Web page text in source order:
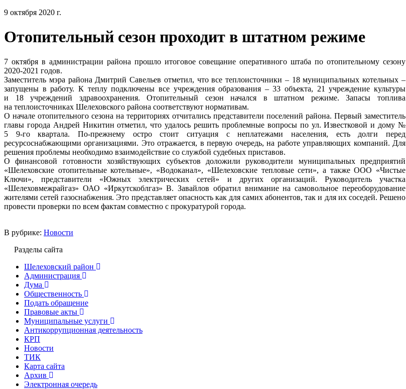
9 октября 2020 г.
Отопительный сезон проходит в штатном режиме
7 октября в администрации района прошло итоговое совещание оперативного штаба по отопительному сезону
2020-2021 годов.
Заместитель мэра района Дмитрий Савельев отметил, что все теплоисточники – 18 муниципальных котельных –
запущены в работу. К теплу подключены все учреждения образования – 33 объекта, 21 учреждение культуры
и 18 учреждений здравоохранения. Отопительный сезон начался в штатном режиме. Запасы топлива
на теплоисточниках Шелеховского района соответствуют нормативам.
О начале отопительного сезона на территориях отчитались представители поселений района. Первый заместитель
главы города Андрей Никитин отметил, что удалось решить проблемные вопросы по ул. Известковой и дому №
5 9-го квартала. По-прежнему остро стоит ситуация с неплатежами населения, есть долги перед
ресурсоснабжающими организациями. Это отражается, в первую очередь, на работе управляющих компаний. Для
решения проблемы необходимо взаимодействие со службой судебных приставов.
О финансовой готовности хозяйствующих субъектов доложили руководители муниципальных предприятий
«Шелеховские отопительные котельные», «Водоканал», «Шелеховские тепловые сети», а также ООО «Чистые
Ключи», представители «Южных электрических сетей» и других организаций. Руководитель участка
«Шелеховмежрайгаз» ОАО «Иркутскоблгаз» В. Завайлов обратил внимание на самовольное переоборудование
жителями сетей газоснабжения. Это представляет опасность как для самих абонентов, так и для их соседей. Решено
провести проверки по всем фактам совместно с прокуратурой города.
В рубрике: Новости
Разделы сайта
Шелеховский район
Администрация
Дума
Общественность
Подать обращение
Правовые акты
Муниципальные услуги
Антикоррупционная деятельность
КРП
Новости
ТИК
Карта сайта
Архив
Электронная очередь